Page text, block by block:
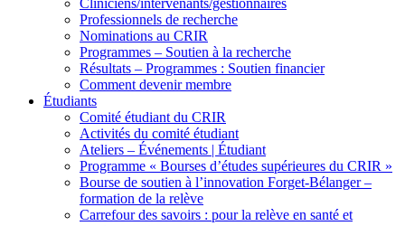
Professionnels de recherche
Nominations au CRIR
Programmes – Soutien à la recherche
Résultats – Programmes : Soutien financier
Comment devenir membre
Étudiants
Comité étudiant du CRIR
Activités du comité étudiant
Ateliers – Événements | Étudiant
Programme « Bourses d’études supérieures du CRIR »
Bourse de soutien à l’innovation Forget-Bélanger –
formation de la relève
Carrefour des savoirs : pour la relève en santé et